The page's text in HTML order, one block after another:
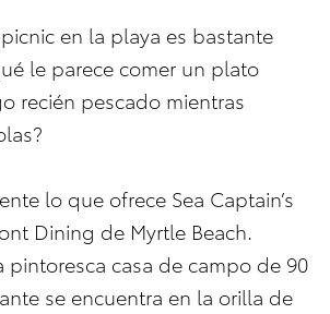
en la playa es bastante
le parece comer un plato
recién pescado mientras
lo que ofrece Sea Captain’s
Dining de Myrtle Beach.
pintoresca casa de campo de 90
se encuentra en la orilla de